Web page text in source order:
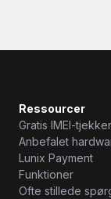
Ressourcer
Gratis IMEI-tjekker
Anbefalet
Lunix Payment
Funktioner
Ofte stillede